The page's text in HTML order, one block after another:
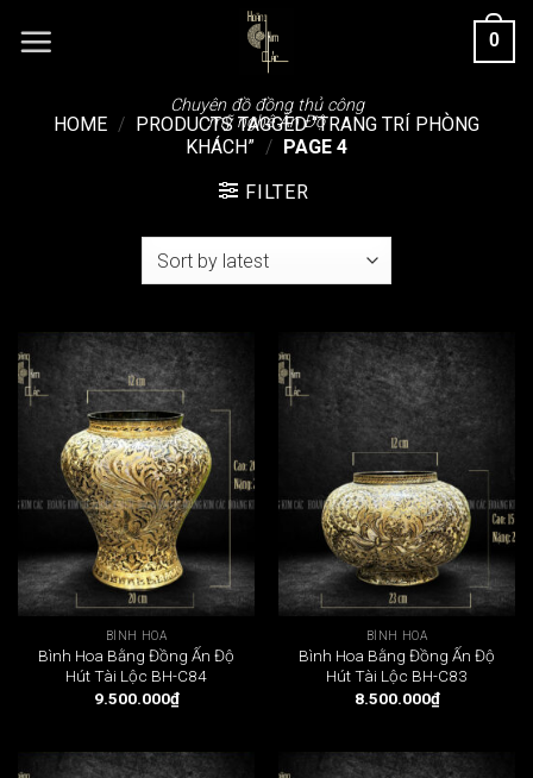
đến
Chuyên đồ đồng thủ công
mỹ nghệ Ấn Độ
0
HOME / PRODUCTS TAGGED “TRANG TRÍ PHÒNG
KHÁCH” / PAGE 4
FILTER
BÌNH HOA
Bình Hoa Bằng Đồng Ấn Độ
Hút Tài Lộc BH-C84
9.500.000₫
BÌNH HOA
Bình Hoa Bằng Đồng Ấn Độ
Hút Tài Lộc BH-C83
8.500.000₫